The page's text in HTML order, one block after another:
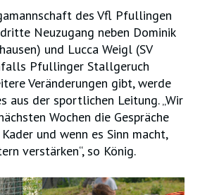
des Vfl Pfullingen
Neuzugang neben Dominik
und Lucca Weigl (SV
Pfullinger Stallgeruch
Veränderungen gibt, werde
aus der sportlichen Leitung. „Wir
Wochen die Gespräche
und wenn es Sinn macht,
verstärken“, so König.